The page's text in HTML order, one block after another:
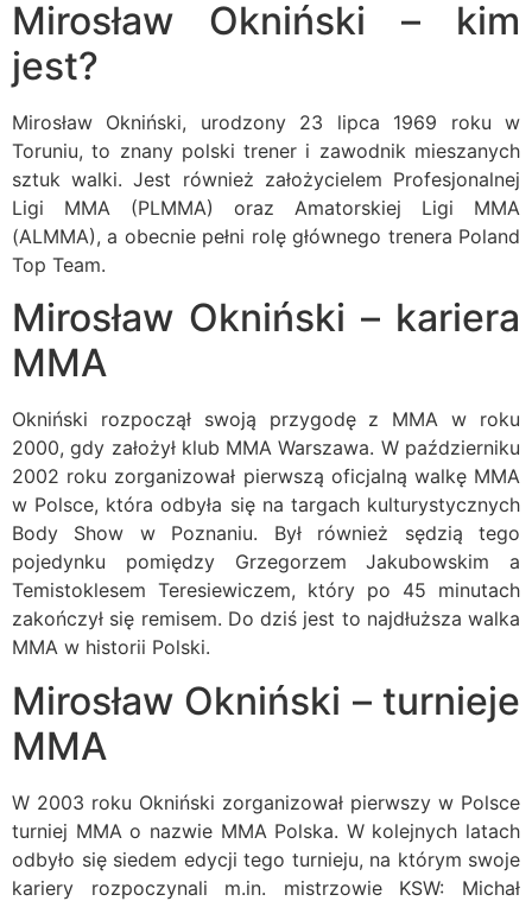
Mirosław Okniński – kim
jest?
Mirosław Okniński, urodzony 23 lipca 1969 roku w
Toruniu, to znany polski trener i zawodnik mieszanych
sztuk walki. Jest również założycielem Profesjonalnej
Ligi MMA (PLMMA) oraz Amatorskiej Ligi MMA
(ALMMA), a obecnie pełni rolę głównego trenera Poland
Top Team.
Mirosław Okniński – kariera
MMA
Okniński rozpoczął swoją przygodę z MMA w roku
2000, gdy założył klub MMA Warszawa. W październiku
2002 roku zorganizował pierwszą oficjalną walkę MMA
w Polsce, która odbyła się na targach kulturystycznych
Body Show w Poznaniu. Był również sędzią tego
pojedynku pomiędzy Grzegorzem Jakubowskim a
Temistoklesem Teresiewiczem, który po 45 minutach
zakończył się remisem. Do dziś jest to najdłuższa walka
MMA w historii Polski.
Mirosław Okniński – turnieje
MMA
W 2003 roku Okniński zorganizował pierwszy w Polsce
turniej MMA o nazwie MMA Polska. W kolejnych latach
odbyło się siedem edycji tego turnieju, na którym swoje
kariery rozpoczynali m.in. mistrzowie KSW: Michał